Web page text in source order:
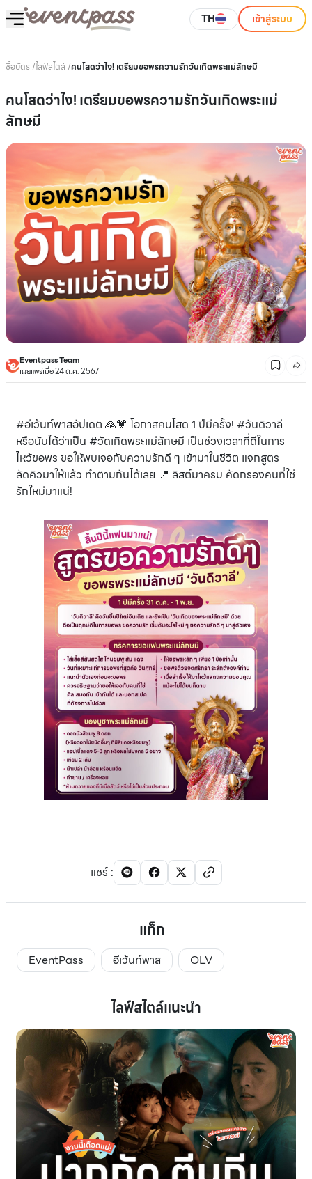
TH เข้าสู่ระบบ
ซื้อบัตร /ไลฟ์สไตล์/คนโสดว่าไง! เตรียมขอพรความรักวันเกิดพระแม่ลักษมี
คนโสดว่าไง! เตรียมขอพรความรักวันเกิดพระแม่
ลักษมี
Eventpass Team
เผยแพร่เมื่อ 24 ต.ค. 2567
#อีเว้นท์พาสอัปเดต 🙏💗 โอกาสคนโสด 1 ปีมีครั้ง! #วันดิวาลี
หรือนับได้ว่าเป็น #วัดเกิดพระแม่ลักษมี เป็นช่วงเวลาที่ดีในการ
ไหว้ขอพร ขอให้พบเจอกับความรักดี ๆ เข้ามาในชีวิต แจกสูตร
ลัดคิวมาให้แล้ว ทำตามกันได้เลย 📍 ลิสต์มาครบ คัดกรองคนที่ใช่
รักใหม่มาแน่!
แชร์:
แท็ก
EventPass อีเว้นท์พาส OLV
ไลฟ์สไตล์แนะนำ